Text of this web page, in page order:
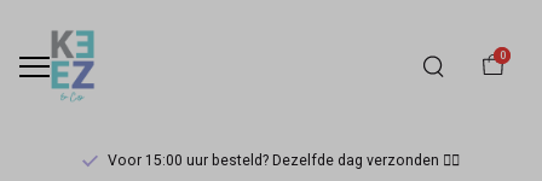
0
Voor 15:00 uur besteld? Dezelfde dag verzonden 🏃‍♀️